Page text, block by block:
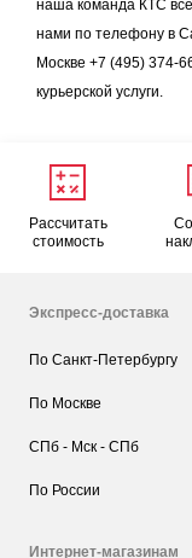
наша команда КТС
нами по телефону в
Москве +7 (495) 374-
курьерской услуги.
Рассчитать
стоимость
Экспресс-доставка
По Санкт-Петербургу
По Москве
СПб - Мск - СПб
По России
Интернет-магазинам